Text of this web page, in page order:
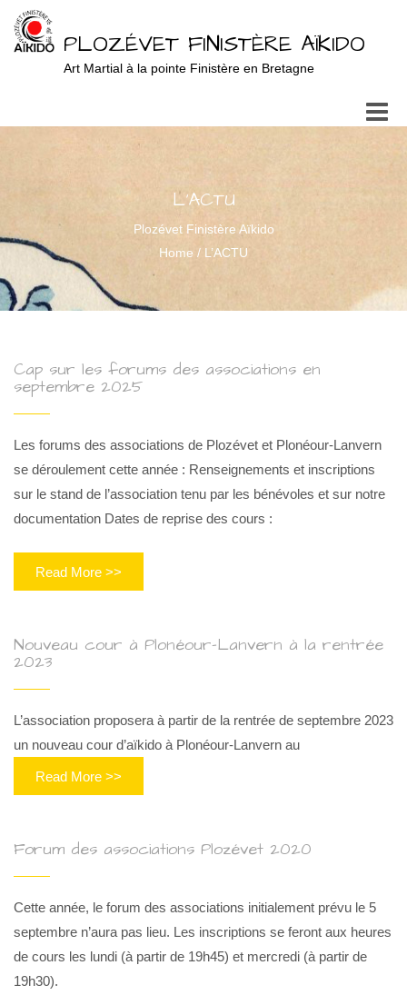
PLOZÉVET FINISTÈRE AÏKIDO
Art Martial à la pointe Finistère en Bretagne
Toggle
L'ACTU
Plozévet Finistère Aïkido
Home / L’ACTU
Cap sur les forums des associations en
septembre 2025
Les forums des associations de Plozévet et Plonéour-Lanvern
se déroulement cette année : Renseignements et inscriptions
sur le stand de l’association tenu par les bénévoles et sur notre
documentation Dates de reprise des cours :
Read More >>
Nouveau cour à Plonéour-Lanvern à la rentrée
2023
L’association proposera à partir de la rentrée de septembre 2023
un nouveau cour d’aïkido à Plonéour-Lanvern au
Read More >>
Forum des associations Plozévet 2020
Cette année, le forum des associations initialement prévu le 5
septembre n’aura pas lieu. Les inscriptions se feront aux heures
de cours les lundi (à partir de 19h45) et mercredi (à partir de
19h30).